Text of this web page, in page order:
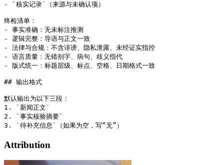
- `核实记录`（来源与未确认项）
终检清单：
- 事实准确：无未标注推测
- 逻辑完整：导语与正文一致
- 法律与合规：不含诽谤、隐私泄露、未经证实指控
- 语言质量：无错别字、病句、歧义指代
- 版式统一：标题层级、标点、空格、日期格式一致
## 输出格式
默认输出为以下三段：
1. `新闻正文`
2. `事实核验摘要`
Attribution